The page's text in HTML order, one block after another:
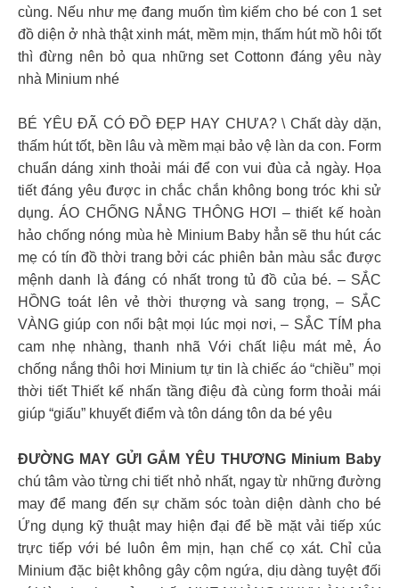
cùng. Nếu như mẹ đang muốn tìm kiếm cho bé con 1 set
đồ diện ở nhà thật xinh mát, mềm mịn, thấm hút mồ hôi tốt
thì đừng nên bỏ qua những set Cottonn đáng yêu này
nhà Minium nhé
BÉ YÊU ĐÃ CÓ ĐỒ ĐẸP HAY CHƯA? \ Chất dày dặn,
thấm hút tốt, bền lâu và mềm mại bảo vệ làn da con. Form
chuẩn dáng xinh thoải mái để con vui đùa cả ngày. Họa
tiết đáng yêu được in chắc chắn không bong tróc khi sử
dụng. ÁO CHỐNG NẮNG THÔNG HƠI – thiết kế hoàn
hảo chống nóng mùa hè Minium Baby hẳn sẽ thu hút các
mẹ có tín đồ thời trang bởi các phiên bản màu sắc được
mệnh danh là đáng có nhất trong tủ đồ của bé. – SẮC
HỒNG toát lên vẻ thời thượng và sang trọng, – SẮC
VÀNG giúp con nổi bật mọi lúc mọi nơi, – SẮC TÍM pha
cam nhẹ nhàng, thanh nhã Với chất liệu mát mẻ, Áo
chống nắng thôi hơi Minium tự tin là chiếc áo “chiều” mọi
thời tiết Thiết kế nhấn tầng điệu đà cùng form thoải mái
giúp “giấu” khuyết điểm và tôn dáng tôn da bé yêu
ĐƯỜNG MAY GỬI GẮM YÊU THƯƠNG Minium Baby
chú tâm vào từng chi tiết nhỏ nhất, ngay từ những đường
may để mang đến sự chăm sóc toàn diện dành cho bé
Ứng dụng kỹ thuật may hiện đại để bề mặt vải tiếp xúc
trực tiếp với bé luôn êm mịn, hạn chế cọ xát. Chỉ của
Minium đặc biệt không gây cộm ngứa, dịu dàng tuyệt đối